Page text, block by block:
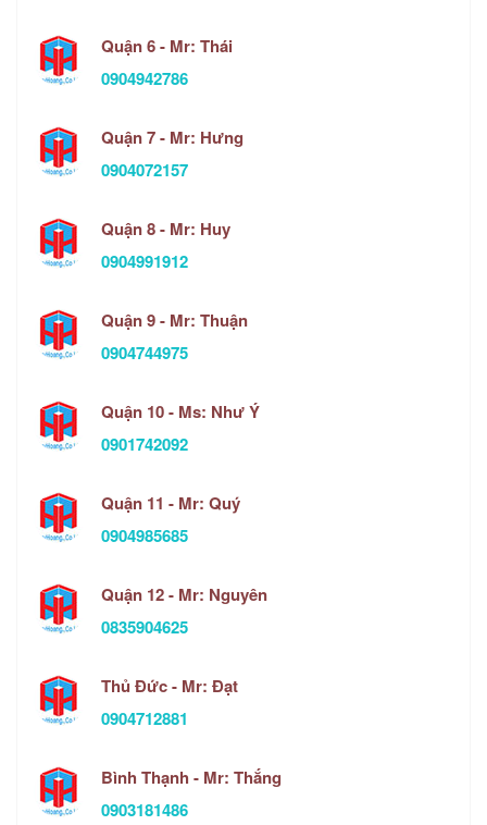
Quận 6 - Mr: Thái
0904942786
Quận 7 - Mr: Hưng
0904072157
Quận 8 - Mr: Huy
0904991912
Quận 9 - Mr: Thuận
0904744975
Quận 10 - Ms: Như Ý
0901742092
Quận 11 - Mr: Quý
0904985685
Quận 12 - Mr: Nguyên
0835904625
Thủ Đức - Mr: Đạt
0904712881
Bình Thạnh - Mr: Thắng
0903181486